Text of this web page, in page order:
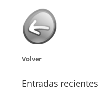
Volver
Entradas recientes